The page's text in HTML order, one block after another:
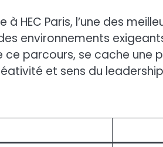
HEC Paris, l’une des
environnements
ce parcours, se cache une
et sens du